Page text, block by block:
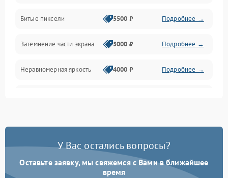
Механические повреждения
Программное обеспечение
Сеть и подключения
Аудио
Битые пиксели 5500 ₽ Подробнее →
Затемнение части экрана 5000 ₽ Подробнее →
Неравномерная яркость 4000 ₽ Подробнее →
У Вас остались вопросы?
Оставьте заявку, мы свяжемся с Вами в ближайшее
время